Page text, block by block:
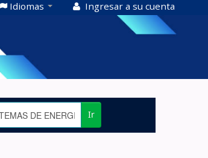
Idiomas Ingresar a su cuenta
Ir